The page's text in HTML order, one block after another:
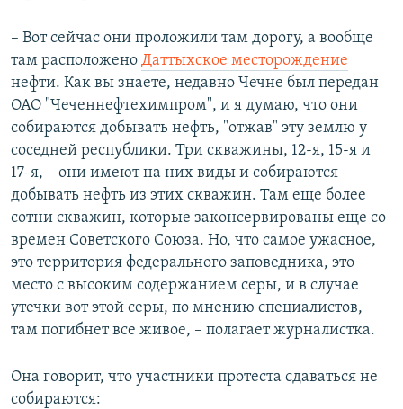
– Вот сейчас они проложили там дорогу, а вообще
там расположено Даттыхское месторождение
нефти. Как вы знаете, недавно Чечне был передан
ОАО "Чеченнефтехимпром", и я думаю, что они
собираются добывать нефть, "отжав" эту землю у
соседней республики. Три скважины, 12-я, 15-я и
17-я, – они имеют на них виды и собираются
добывать нефть из этих скважин. Там еще более
сотни скважин, которые законсервированы еще со
времен Советского Союза. Но, что самое ужасное,
это территория федерального заповедника, это
место с высоким содержанием серы, и в случае
утечки вот этой серы, по мнению специалистов,
там погибнет все живое, – полагает журналистка.
Она говорит, что участники протеста сдаваться не
собираются: